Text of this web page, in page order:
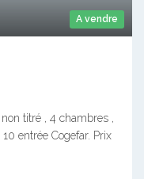
A vendre
titré , 4 chambres ,
entrée Cogefar. Prix